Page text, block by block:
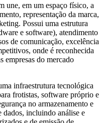
une, em um espaço físico, a
representação da marca,
Possui uma estrutura
e software), atendimento
de comunicação, excelência
onde é reconhecida
empresas do mercado
infraestrutura tecnológica
frotistas, software próprio e
no armazenamento e
dados, incluindo análise e